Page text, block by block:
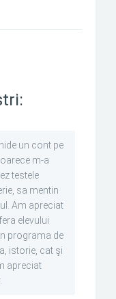
un cont pe
m-a
testele
sa mentin
Am apreciat
elevului
programa de
istorie, cat şi
apreciat